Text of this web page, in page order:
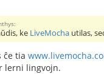
ke LiveMocha utilas,
ĉe tia
lerni lingvojn.